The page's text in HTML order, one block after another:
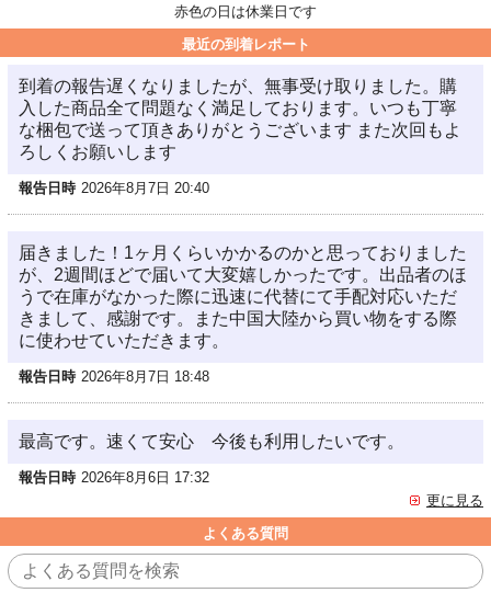
赤色の日は休業日です
最近の到着レポート
到着の報告遅くなりましたが、無事受け取りました。購
入した商品全て問題なく満足しております。いつも丁寧
な梱包で送って頂きありがとうございます また次回もよ
ろしくお願いします
報告日時 2026年8月7日 20:40
届きました！1ヶ月くらいかかるのかと思っておりました
が、2週間ほどで届いて大変嬉しかったです。出品者のほ
うで在庫がなかった際に迅速に代替にて手配対応いただ
きまして、感謝です。また中国大陸から買い物をする際
に使わせていただきます。
報告日時 2026年8月7日 18:48
最高です。速くて安心 今後も利用したいです。
報告日時 2026年8月6日 17:32
更に見る
よくある質問